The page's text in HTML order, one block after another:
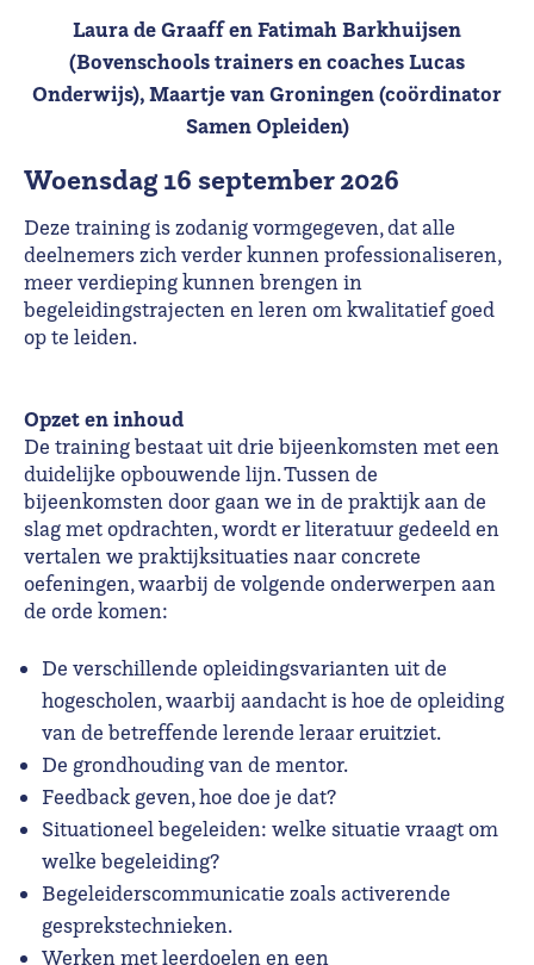
woensdag 16 september 2026
Deze training is zodanig vormgegeven, dat alle
deelnemers zich verder kunnen professionaliseren,
meer verdieping kunnen brengen in
begeleidingstrajecten en leren om kwalitatief goed
op te leiden.
Opzet en inhoud
De training bestaat uit drie bijeenkomsten met een
duidelijke opbouwende lijn. Tussen de
bijeenkomsten door gaan we in de praktijk aan de
slag met opdrachten, wordt er literatuur gedeeld en
vertalen we praktijksituaties naar concrete
oefeningen, waarbij de volgende onderwerpen aan
de orde komen:
De verschillende opleidingsvarianten uit de
hogescholen, waarbij aandacht is hoe de opleiding
van de betreffende lerende leraar eruitziet.
De grondhouding van de mentor.
Feedback geven, hoe doe je dat?
Situationeel begeleiden: welke situatie vraagt om
welke begeleiding?
Begeleiderscommunicatie zoals activerende
gesprekstechnieken.
Werken met leerdoelen en een
Laura de Graaff en Fatimah Barkhuijsen
(Bovenschools trainers en coaches Lucas
Onderwijs), Maartje van Groningen (coördinator
Samen Opleiden)